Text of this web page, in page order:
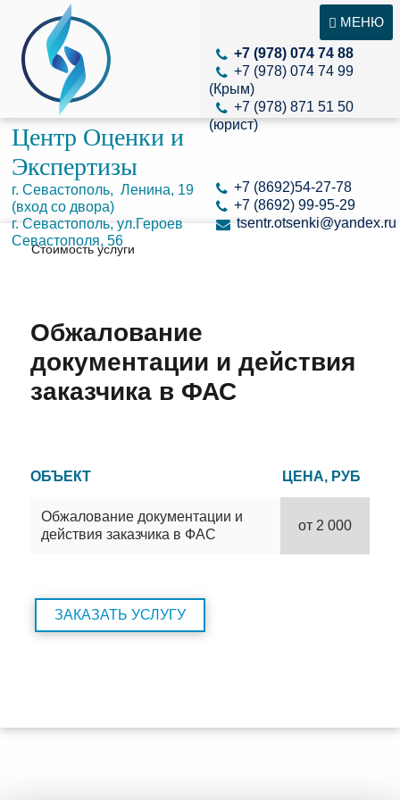
Центр Оценки и
Экспертизы
г. Севастополь, Ленина, 19
(вход со двора)
г. Севастополь, ул.Героев
Севастополя, 56
+7 (978) 074 74 88
+7 (978) 074 74 99
(Крым)
+7 (978) 871 51 50
(юрист)
+7 (8692)54-27-78
+7 (8692) 99-95-29
tsentr.otsenki@yandex.ru
МЕНЮ
Стоимость услуги
Обжалование
документации и действия
заказчика в ФАС
ОБЪЕКТ ЦЕНА, РУБ
Обжалование документации и
действия заказчика в ФАС
от 2 000
ЗАКАЗАТЬ УСЛУГУ